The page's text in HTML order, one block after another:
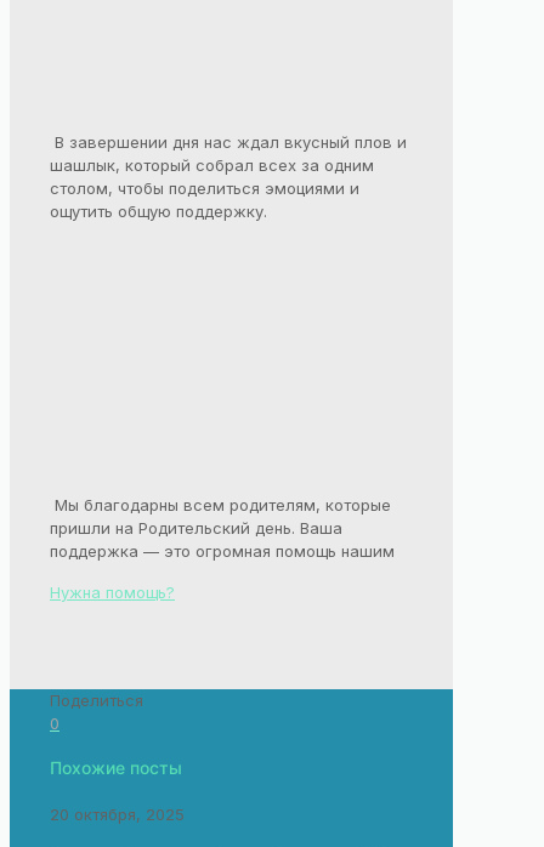
В завершении дня нас ждал вкусный плов и
шашлык, который собрал всех за одним
столом, чтобы поделиться эмоциями и
ощутить общую поддержку.
Мы благодарны всем родителям, которые
пришли на Родительский день. Ваша
поддержка — это огромная помощь нашим
Нужна помощь?
Поделиться
0
Похожие посты
20 октября, 2025